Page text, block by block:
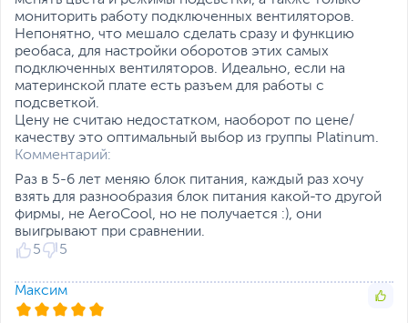
мониторить работу подключенных вентиляторов.
Непонятно, что мешало сделать сразу и функцию
реобаса, для настройки оборотов этих самых
подключенных вентиляторов. Идеально, если на
материнской плате есть разъем для работы с
подсветкой.
Цену не считаю недостатком, наоборот по цене/
качеству это оптимальный выбор из группы Platinum.
Комментарий:
Раз в 5-6 лет меняю блок питания, каждый раз хочу
взять для разнообразия блок питания какой-то другой
фирмы, не AeroCool, но не получается :), они
выигрывают при сравнении.
5
5
Максим